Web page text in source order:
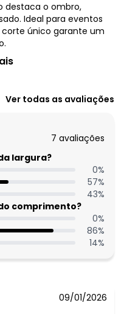
destaca o ombro,
Ideal para eventos
corte único garante um
em Alfaiataria
3% Elastano
menor oferecido em
tamanho disponível.
N/D*
N/D*
Ver todas as avaliações
7 avaliações
largura?
0%
57%
43%
comprimento?
0%
86%
14%
09/01/2026